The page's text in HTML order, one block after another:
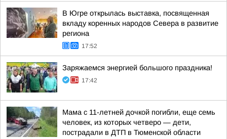
В Югре открылась выставка, посвященная
вкладу коренных народов Севера в развитие
региона
17:52
Заряжаемся энергией большого праздника!
17:42
Мама с 11-летней дочкой погибли, еще семь
человек, из которых четверо — дети,
пострадали в ДТП в Тюменской области